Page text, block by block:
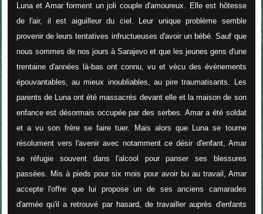
Luna et Amar forment un joli couple d'amoureux. Elle est hôtesse
de l'air, il est aiguilleur du ciel. Leur unique problème semble
provenir de leurs tentatives infructueuses d'avoir un bébé. Sauf que
nous sommes de nos jours à Sarajevo et que les jeunes gens d'une
trentaine d'années là-bas ont connu, vu et vécu des événements
épouvantables, au mieux inoubliables, au pire traumatisants. Les
parents de Luna ont été massacrés devant elle et la maison de son
enfance est désormais occupée par des serbes. Amar a été soldat
et a vu son frère se faire tuer. Mais alors que Luna se tourne
résolument vers l'avenir avec notamment ce désir d'enfant, Amar
se réfugie souvent dans l'alcool pour panser ses blessures
passées. Mis à pieds pour six mois pour avoir bu au travail, Amar
accepte l'offre que lui propose un de ses anciens camarades
d'armée qu'il a retrouvé par hasard, de travailler auprès d'enfants